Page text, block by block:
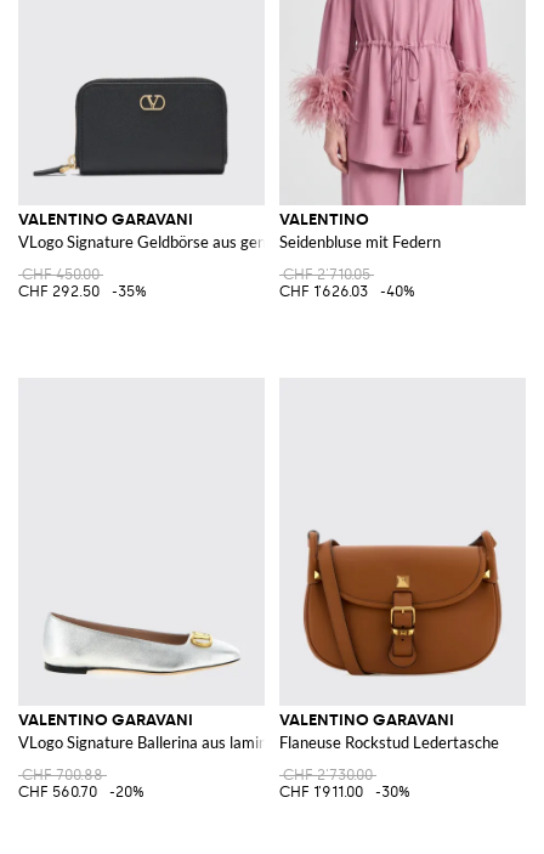
VALENTINO GARAVANI
VLogo Signature Geldbörse aus genarbtem Leder
CHF 450.00
CHF 292.50
-35%
VALENTINO
Seidenbluse mit Federn
CHF 2'710.05
CHF 1'626.03
-40%
VALENTINO GARAVANI
VLogo Signature Ballerina aus laminiertem Leder
CHF 700.88
CHF 560.70
-20%
VALENTINO GARAVANI
Flaneuse Rockstud Ledertasche
CHF 2'730.00
CHF 1'911.00
-30%